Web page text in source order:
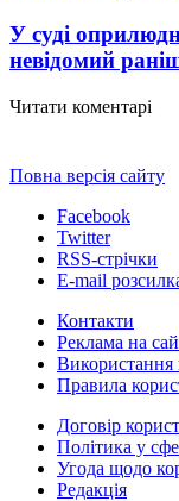
У суді
невідомий
Читати коментарі
Повна версія сайту
Facebook
Twitter
RSS-стрічки
E-mail
Контакти
Реклама на
Використання
Правила
Договір
Політика у
Угода щодо
Редакція